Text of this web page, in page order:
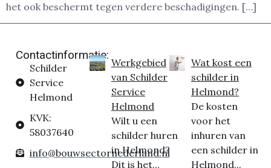
het ook beschermt tegen verdere beschadigingen. […]
Contactinformatie:
Schilder
Service
Helmond
KVK:
58037640
info@bouwsectornederland.nl
Werkgebied
van Schilder
Service
Helmond
Wilt u een
schilder huren
in Helmond?
Dit is het...
Wat kost een
schilder in
Helmond?
De kosten
voor het
inhuren van
een schilder in
Helmond...